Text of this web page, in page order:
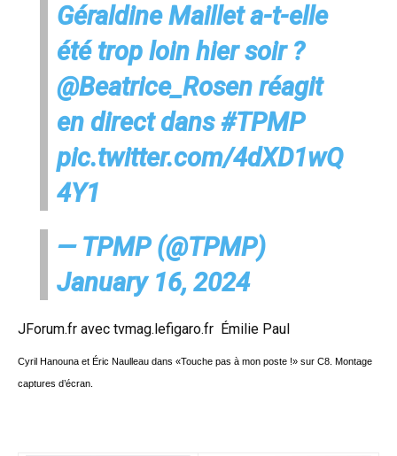
Géraldine Maillet a-t-elle
été trop loin hier soir ?
@Beatrice_Rosen réagit
en direct dans#TPMP
pic.twitter.com/4dXD1wQ
4Y1
— TPMP (@TPMP)
January 16, 2024
JForum.fr avec tvmag.lefigaro.fr Émilie Paul
Cyril Hanouna et Éric Naulleau dans «Touche pas à mon poste !» sur C8. Montage
captures d’écran.